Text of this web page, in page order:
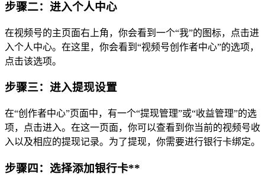
步骤二：进入个人中心
在视频号的主页面右上角，你会看到一个“我”的图标，点击进
入个人中心。在这里，你会看到“视频号创作者中心”的选项，
点击该选项。
步骤三：进入提现设置
在“创作者中心”页面中，有一个“提现管理”或“收益管理”的选
项，点击进入。在这一页面，你可以查看到你当前的视频号收
入以及相应的提现记录。为了提现，你需要进行银行卡绑定。
步骤四：选择添加银行卡**